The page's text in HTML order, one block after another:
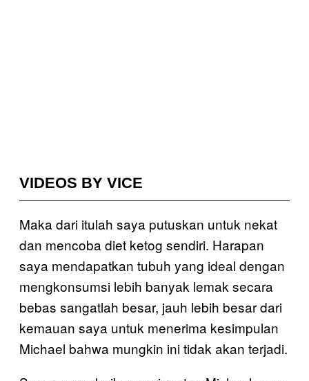
VIDEOS BY VICE
Maka dari itulah saya putuskan untuk nekat
dan mencoba diet ketog sendiri. Harapan
saya mendapatkan tubuh yang ideal dengan
mengkonsumsi lebih banyak lemak secara
bebas sangatlah besar, jauh lebih besar dari
kemauan saya untuk menerima kesimpulan
Michael bahwa mungkin ini tidak akan terjadi.